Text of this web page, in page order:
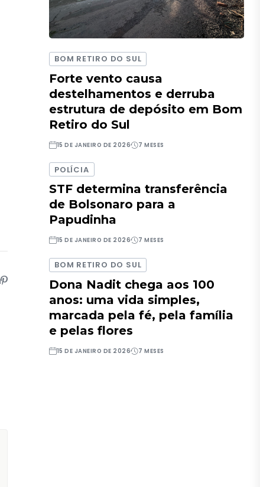
BOM RETIRO DO SUL
Forte vento causa
destelhamentos e derruba
estrutura de depósito em Bom
Retiro do Sul
15 DE JANEIRO DE 2026 7 MESES
POLÍCIA
STF determina transferência
de Bolsonaro para a
Papudinha
15 DE JANEIRO DE 2026 7 MESES
BOM RETIRO DO SUL
Dona Nadit chega aos 100
anos: uma vida simples,
marcada pela fé, pela família
e pelas flores
15 DE JANEIRO DE 2026 7 MESES